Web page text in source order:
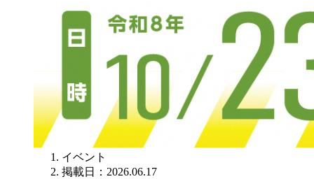
イベント
掲載日：2026.06.17